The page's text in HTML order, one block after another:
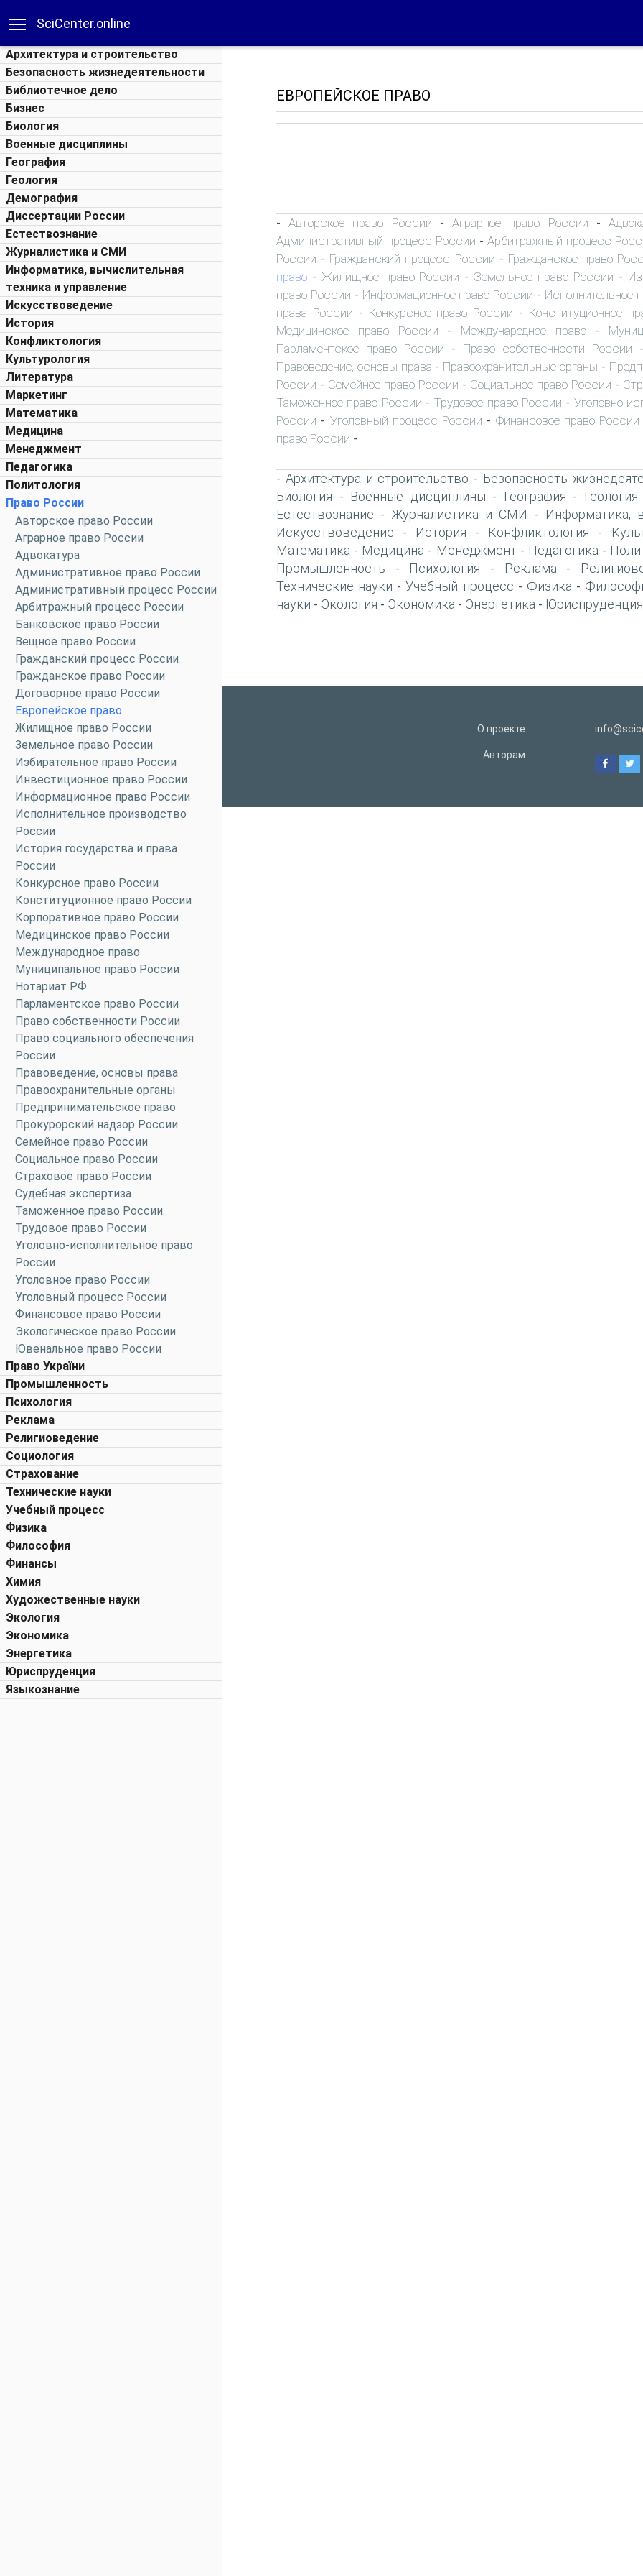
SciCenter.online
Архитектура и строительство
Безопасность жизнедеятельности
Библиотечное дело
Бизнес
Биология
Военные дисциплины
География
Геология
Демография
Диссертации России
Естествознание
Журналистика и СМИ
Информатика, вычислительная
техника и управление
Искусствоведение
История
Конфликтология
Культурология
Литература
Маркетинг
Математика
Медицина
Менеджмент
Педагогика
Политология
Право России
Авторское право России
Аграрное право России
Адвокатура
Административное право России
Административный процесс России
Арбитражный процесс России
Банковское право России
Вещное право России
Гражданский процесс России
Гражданское право России
Договорное право России
Европейское право
Жилищное право России
Земельное право России
Избирательное право России
Инвестиционное право России
Информационное право России
Исполнительное производство
России
История государства и права
России
Конкурсное право России
Конституционное право России
Корпоративное право России
Медицинское право России
Международное право
Муниципальное право России
Нотариат РФ
Парламентское право России
Право собственности России
Право социального обеспечения
России
Правоведение, основы права
Правоохранительные органы
Предпринимательское право
Прокурорский надзор России
Семейное право России
Социальное право России
Страховое право России
Судебная экспертиза
Таможенное право России
Трудовое право России
Уголовно-исполнительное право
России
Уголовное право России
Уголовный процесс России
Финансовое право России
Экологическое право России
Ювенальное право России
Право України
Промышленность
Психология
Реклама
Религиоведение
Социология
Страхование
Технические науки
Учебный процесс
Физика
Философия
Финансы
Химия
Художественные науки
Экология
Экономика
Энергетика
Юриспруденция
Языкознание
ЕВРОПЕЙСКОЕ ПРАВО
-Авторское право России -Аграрное право России -
Административный процесс России - Арбитражный процесс
России - Гражданский процесс России - Гражданское право
право - Жилищное право России - Земельное право России -
право России - Информационное право России - Исполнительное
права России - Конкурсное право России - Конституционное
Медицинское право России - Международное право-
Парламентское право России - Право собственности России
Правоведение, основы права - Правоохранительные органы -
России - Семейное право России - Социальное право России -
Таможенное право России - Трудовое право России - Уголовно-
России - Уголовный процесс России - Финансовое право России
право России -
- Архитектура и строительство - Безопасность
Биология - Военные дисциплины - География - Геология
Естествознание - Журналистика и СМИ - Информатика,
Искусствоведение - История - Конфликтология -
Математика - Медицина - Менеджмент- Педагогика -
Промышленность - Психология - Реклама -
Технические науки -Учебный процесс - Физика -
науки - Экология - Экономика - Энергетика - Юриспруденция
О проекте
Авторам